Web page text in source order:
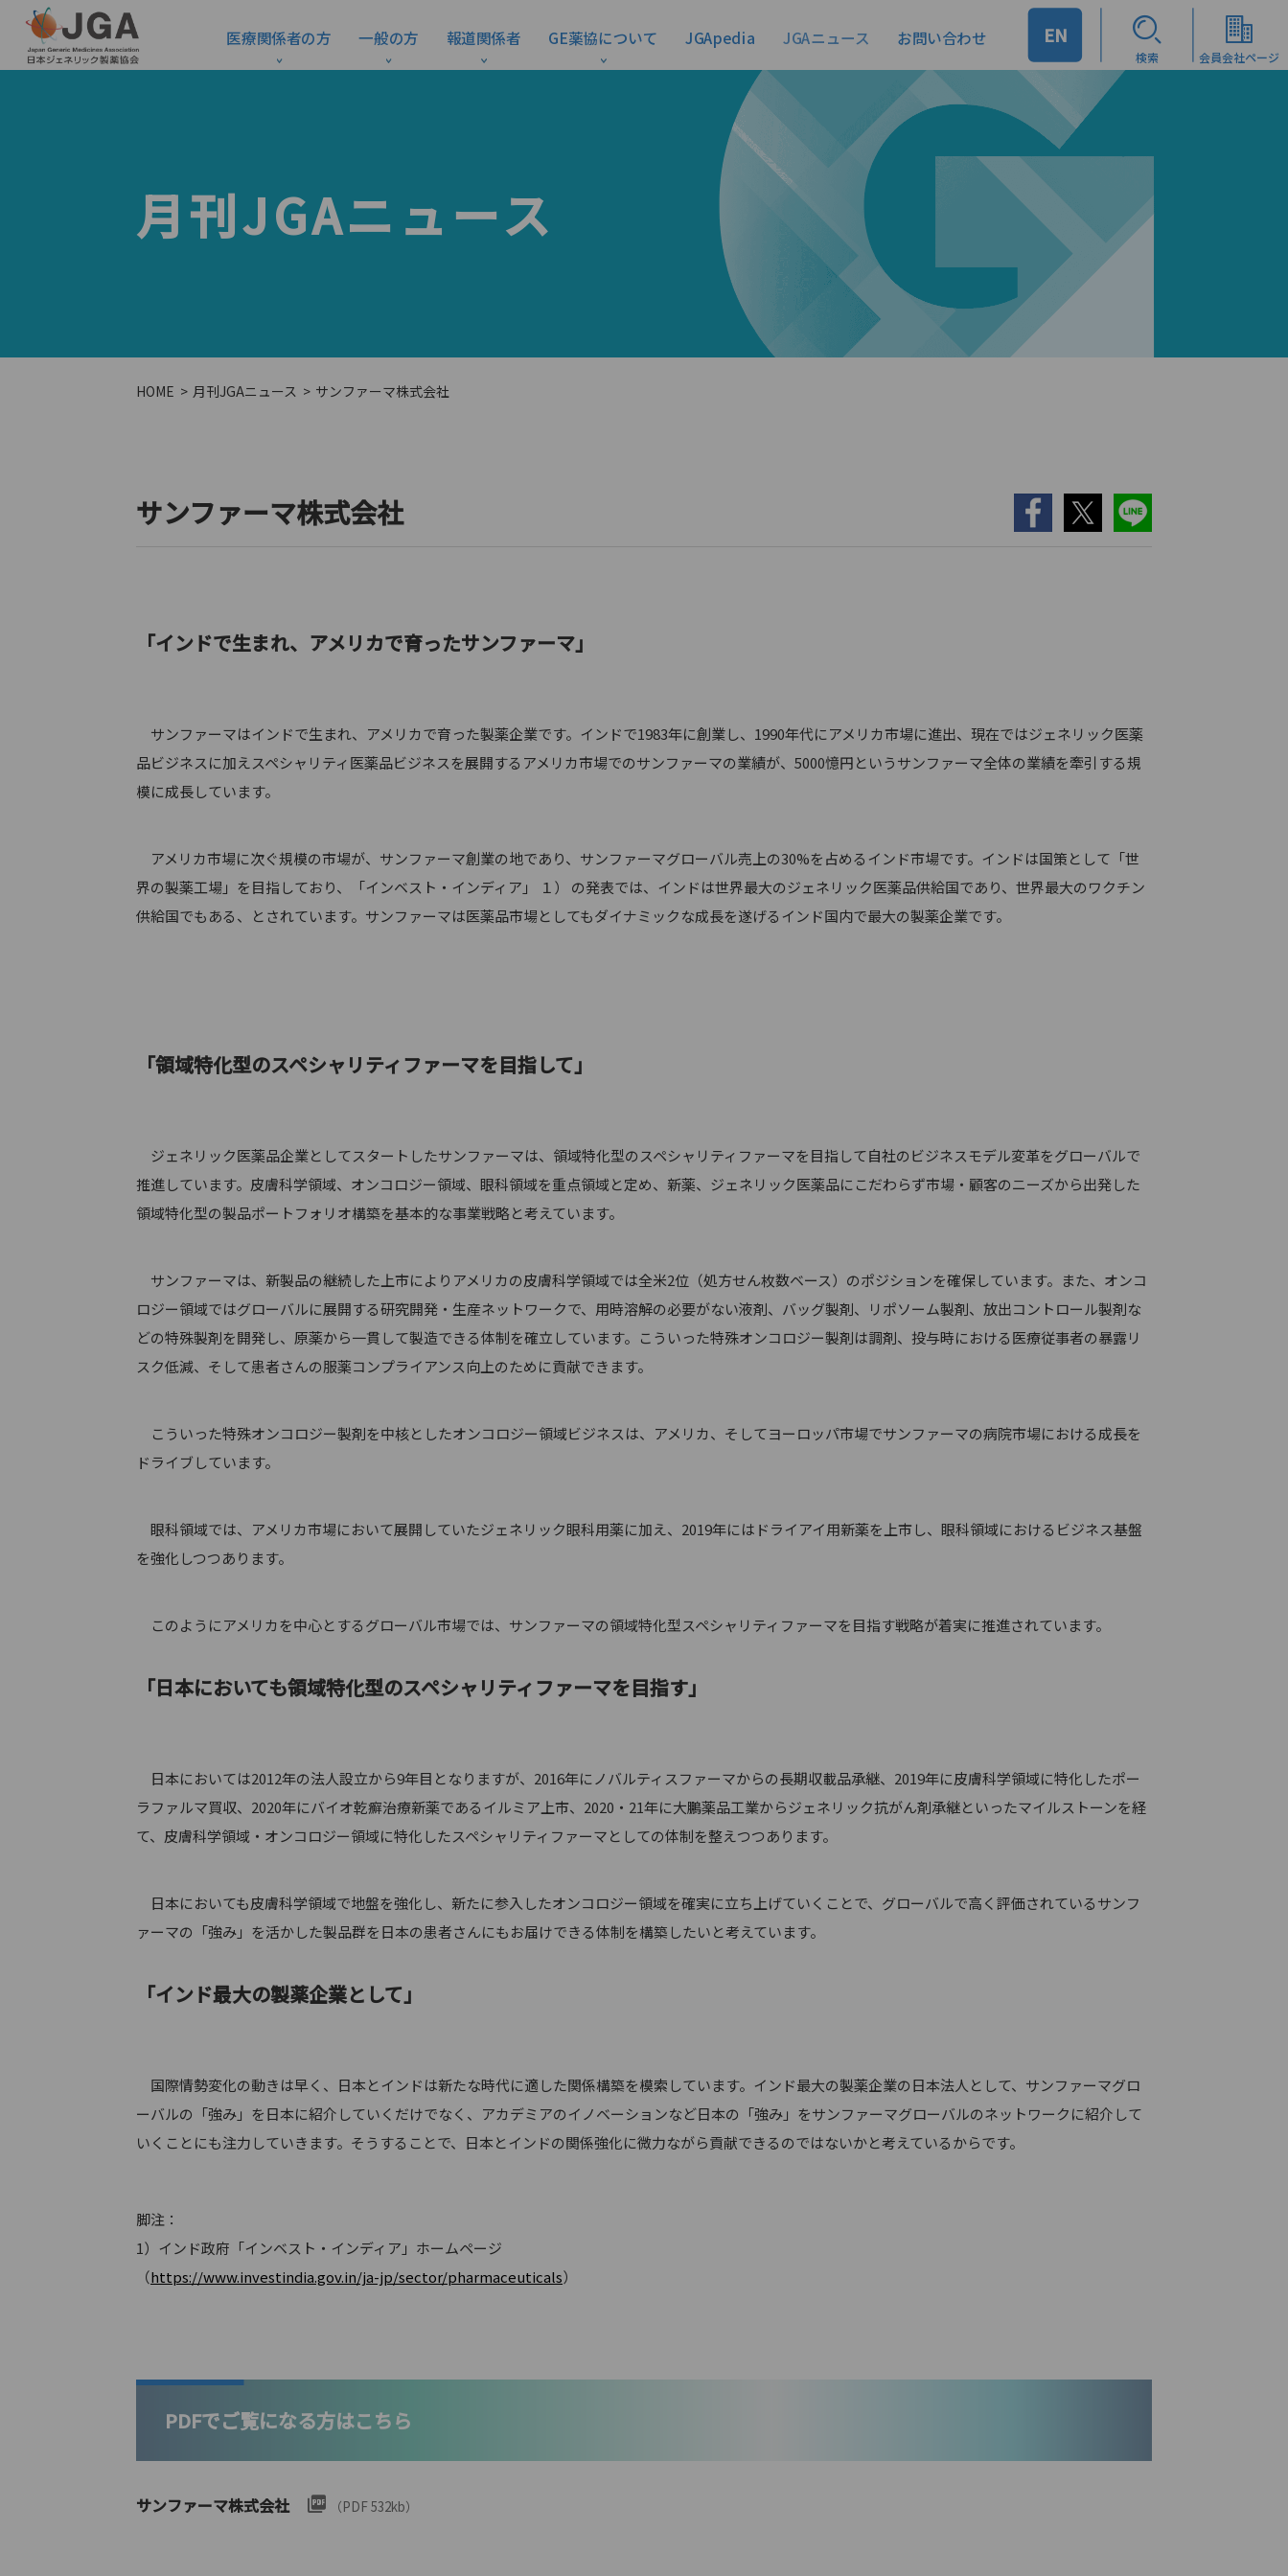
医療関係者の方 一般の方 報道関係者 GE薬協について JGApedia JGAニュース お問い合わせ EN
検索 会員会社ページ
月刊JGAニュース
HOME 月刊JGAニュース サンファーマ株式会社
サンファーマ株式会社
「インドで生まれ、アメリカで育ったサンファーマ」
サンファーマはインドで生まれ、アメリカで育った製薬企業です。インドで1983年に創業し、1990年代にアメリカ市場に進出、現在ではジェネリック医薬
品ビジネスに加えスペシャリティ医薬品ビジネスを展開するアメリカ市場でのサンファーマの業績が、5000憶円というサンファーマ全体の業績を牽引する規
模に成長しています。
アメリカ市場に次ぐ規模の市場が、サンファーマ創業の地であり、サンファーマグローバル売上の30%を占めるインド市場です。インドは国策として「世
界の製薬工場」を目指しており、「インベスト・インディア」 １） の発表では、インドは世界最大のジェネリック医薬品供給国であり、世界最大のワクチン
供給国でもある、とされています。サンファーマは医薬品市場としてもダイナミックな成長を遂げるインド国内で最大の製薬企業です。
「領域特化型のスペシャリティファーマを目指して」
ジェネリック医薬品企業としてスタートしたサンファーマは、領域特化型のスペシャリティファーマを目指して自社のビジネスモデル変革をグローバルで
推進しています。皮膚科学領域、オンコロジー領域、眼科領域を重点領域と定め、新薬、ジェネリック医薬品にこだわらず市場・顧客のニーズから出発した
領域特化型の製品ポートフォリオ構築を基本的な事業戦略と考えています。
サンファーマは、新製品の継続した上市によりアメリカの皮膚科学領域では全米2位（処方せん枚数ベース）のポジションを確保しています。また、オンコ
ロジー領域ではグローバルに展開する研究開発・生産ネットワークで、用時溶解の必要がない液剤、バッグ製剤、リポソーム製剤、放出コントロール製剤な
どの特殊製剤を開発し、原薬から一貫して製造できる体制を確立しています。こういった特殊オンコロジー製剤は調剤、投与時における医療従事者の暴露リ
スク低減、そして患者さんの服薬コンプライアンス向上のために貢献できます。
こういった特殊オンコロジー製剤を中核としたオンコロジー領域ビジネスは、アメリカ、そしてヨーロッパ市場でサンファーマの病院市場における成長を
ドライブしています。
眼科領域では、アメリカ市場において展開していたジェネリック眼科用薬に加え、2019年にはドライアイ用新薬を上市し、眼科領域におけるビジネス基盤
を強化しつつあります。
このようにアメリカを中心とするグローバル市場では、サンファーマの領域特化型スペシャリティファーマを目指す戦略が着実に推進されています。
「日本においても領域特化型のスペシャリティファーマを目指す」
日本においては2012年の法人設立から9年目となりますが、2016年にノバルティスファーマからの長期収載品承継、2019年に皮膚科学領域に特化したポー
ラファルマ買収、2020年にバイオ乾癬治療新薬であるイルミア上市、2020・21年に大鵬薬品工業からジェネリック抗がん剤承継といったマイルストーンを経
て、皮膚科学領域・オンコロジー領域に特化したスペシャリティファーマとしての体制を整えつつあります。
日本においても皮膚科学領域で地盤を強化し、新たに参入したオンコロジー領域を確実に立ち上げていくことで、グローバルで高く評価されているサンフ
ァーマの「強み」を活かした製品群を日本の患者さんにもお届けできる体制を構築したいと考えています。
「インド最大の製薬企業として」
国際情勢変化の動きは早く、日本とインドは新たな時代に適した関係構築を模索しています。インド最大の製薬企業の日本法人として、サンファーマグロ
ーバルの「強み」を日本に紹介していくだけでなく、アカデミアのイノベーションなど日本の「強み」をサンファーマグローバルのネットワークに紹介して
いくことにも注力していきます。そうすることで、日本とインドの関係強化に微力ながら貢献できるのではないかと考えているからです。
脚注：
1）インド政府「インベスト・インディア」ホームページ
（https://www.investindia.gov.in/ja-jp/sector/pharmaceuticals）
PDFでご覧になる方はこちら
サンファーマ株式会社 （PDF 532kb）